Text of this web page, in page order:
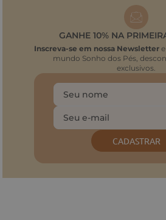
GANHE 10% NA
Inscreva-se em nossa Newsletter
mundo Sonho dos Pés,
exclusivos.
CADASTRAR